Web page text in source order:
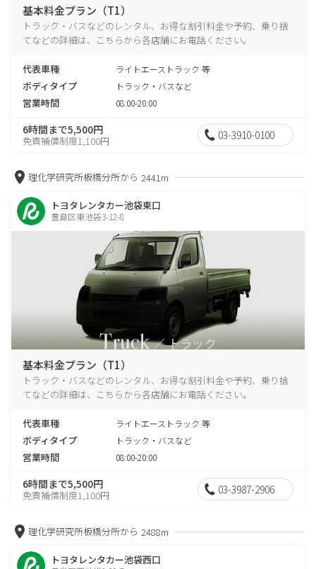
基本料金プラン（T1）
トラック・バスなどのレンタル、お得な割引料金や予約、乗り捨
てなどの詳細は、こちらから各店舗にお電話ください。
代表車種 ライトエーストラック 等
ボディタイプ トラック・バスなど
営業時間 08:00-20:00
6時間まで5,500円
免責補償制度1,100円 03-3910-0100
理化学研究所板橋分所から 2441m
トヨタレンタカー池袋東口
豊島区東池袋3-12-8
基本料金プラン（T1）
トラック・バスなどのレンタル、お得な割引料金や予約、乗り捨
てなどの詳細は、こちらから各店舗にお電話ください。
代表車種 ライトエーストラック 等
ボディタイプ トラック・バスなど
営業時間 08:00-20:00
6時間まで5,500円
免責補償制度1,100円 03-3987-2906
理化学研究所板橋分所から 2488m
トヨタレンタカー池袋西口